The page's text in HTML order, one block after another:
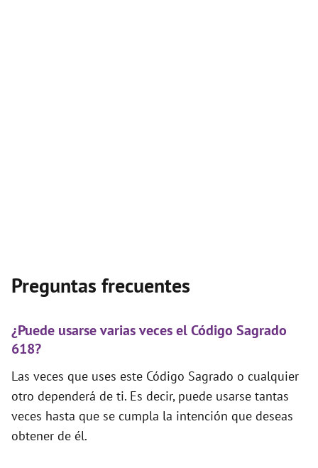
Preguntas frecuentes
¿Puede usarse varias veces el Código Sagrado
618?
Las veces que uses este Código Sagrado o cualquier
otro dependerá de ti. Es decir, puede usarse tantas
veces hasta que se cumpla la intención que deseas
obtener de él.